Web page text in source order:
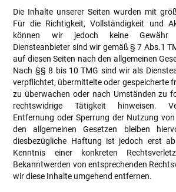
Die Inhalte unserer Seiten wurden mit
Für die Richtigkeit, Vollständigkeit und
können wir jedoch keine Gewähr
Diensteanbieter sind wir gemäß § 7 Abs.1
auf diesen Seiten nach den allgemeinen
Nach §§ 8 bis 10 TMG sind wir als
verpflichtet, übermittelte oder gespeicherte
zu überwachen oder nach Umständen zu
rechtswidrige Tätigkeit hinweisen.
Entfernung oder Sperrung der Nutzung
den allgemeinen Gesetzen bleiben
diesbezügliche Haftung ist jedoch erst
Kenntnis einer konkreten
Bekanntwerden von entsprechenden
wir diese Inhalte umgehend entfernen.